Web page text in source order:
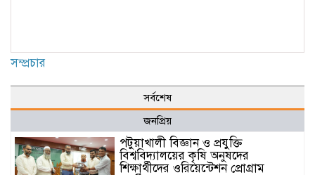
সম্প্রচার
সর্বশেষ
জনপ্রিয়
পটুয়াখালী বিজ্ঞান ও প্রযুক্তি
বিশ্ববিদ্যালয়ের কৃষি অনুষদের
শিক্ষার্থীদের ওরিয়েন্টেশন প্রোগ্রাম